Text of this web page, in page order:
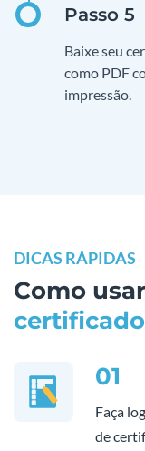
Baixe seu
como PDF
impressão.
DICAS RÁPIDAS
Como
01
Faça
de